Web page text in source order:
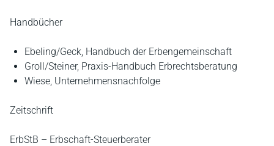
Handbücher
Ebeling/Geck, Handbuch der Erbengemeinschaft
Groll/Steiner, Praxis-Handbuch Erbrechtsberatung
Wiese, Unternehmensnachfolge
Zeitschrift
ErbStB – Erbschaft-Steuerberater